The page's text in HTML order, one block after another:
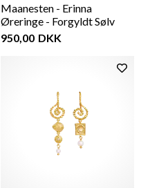
Maanesten - Erinna
Øreringe - Forgyldt Sølv
950,00 DKK